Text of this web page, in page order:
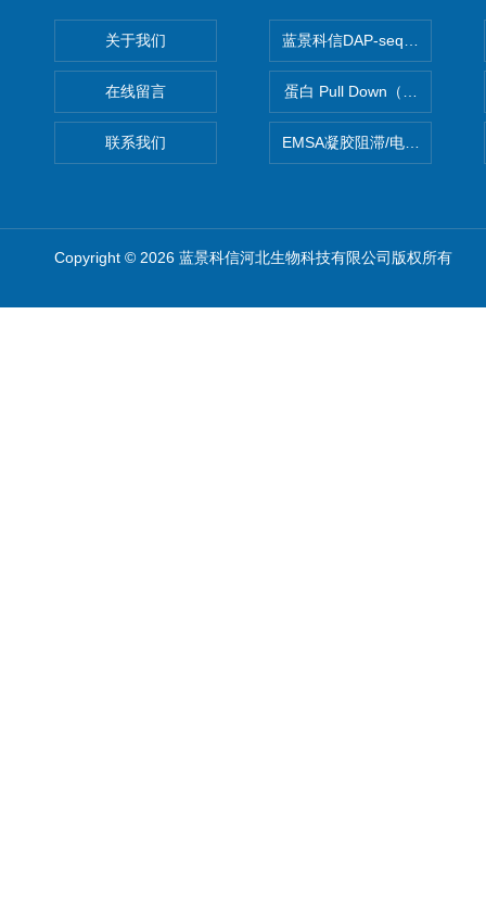
关于我们
在线留言
联系我们
蓝景科信DAP-seq技术服务实
蛋白 Pull Down（蛋白和蛋白
EMSA凝胶阻滞/电泳迁移率实
Copyright © 2026 蓝景科信河北生物科技有限公司版权所有